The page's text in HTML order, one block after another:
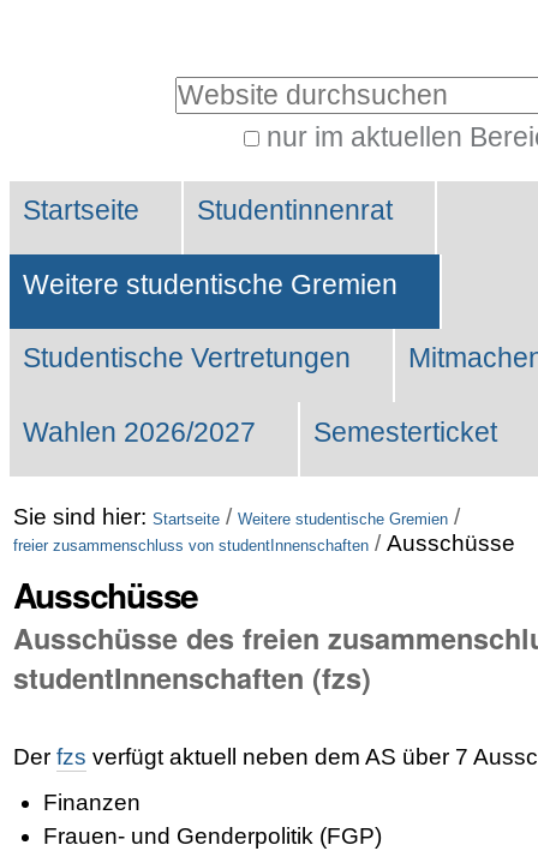
Website durchsuchen
nur im aktuellen
Suche…
Sektionen
Startseite Studentinnenrat
Weitere studentische Gremien
Studentische Vertretungen
Wahlen 2026/2027 Semesterticket
Sie sind hier: Startseite / Weitere studentische Gremien /
freier zusammenschluss von studentInnenschaften / Ausschüsse
Ausschüsse
Ausschüsse des freien
studentInnenschaften (fzs)
Der fzs verfügt aktuell neben dem AS über 7
Finanzen
Frauen- und Genderpolitik (FGP)